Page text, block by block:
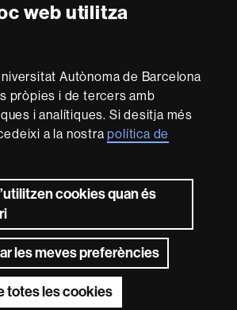
web utilitza
Autònoma de Barcelona
pròpies i de tercers amb
i analítiques. Si desitja més
a la nostrapolítica de
cookies quan és
les meves preferències
totes les cookies
-
Euraxess
el finançament de
Protecció de dades Sobre el
Mapa del web UAB
capdavantera que imparteix una
diversificada, multidisciplinària i
a les necessitats de la societat i
models de l'Europa del coneixement.
internacionalment per la qualitat i
de la seva recerca.
Autònoma de Barcelona